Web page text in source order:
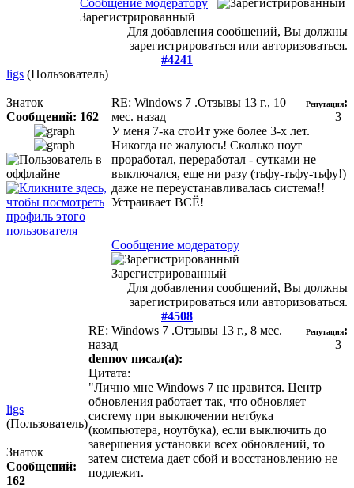
Зарегистрированный
Для добавления сообщений, Вы должны
зарегистрироваться или авторизоваться.
#4241
ligs (Пользователь)
Знаток
Сообщений: 162
RE: Windows 7 .Отзывы 13 г., 10
мес. назад
Репутация:
3
У меня 7-ка стоИт уже более 3-х лет.
Никогда не жалуюсь! Сколько ноут
проработал, переработал - сутками не
выключался, еще ни разу (тьфу-тьфу-тьфу!)
даже не переустанавливалась система!!
Устраивает ВСЁ!
Сообщение модератору
Зарегистрированный
Для добавления сообщений, Вы должны
зарегистрироваться или авторизоваться.
#4508
ligs
(Пользователь)
Знаток
Сообщений:
162
RE: Windows 7 .Отзывы 13 г., 8 мес.
назад
Репутация:
3
dennov писал(а):
Цитата:
"Лично мне Windows 7 не нравится. Центр
обновления работает так, что обновляет
систему при выключении нетбука
(компьютера, ноутбука), если выключить до
завершения установки всех обновлений, то
затем система дает сбой и восстановлению не
подлежит.